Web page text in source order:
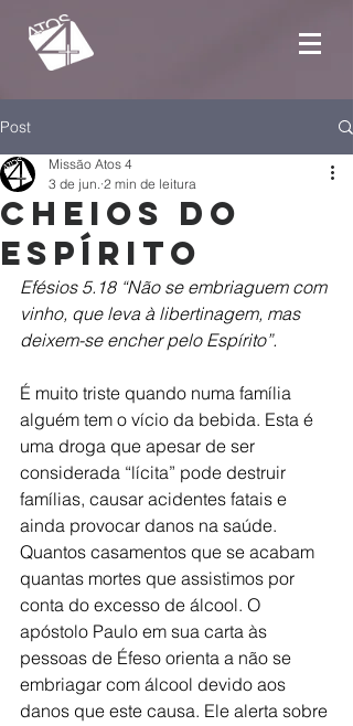
Post
Cheios do
Espírito
Missão Atos 4
3 de jun. 2 min de leitura
Efésios 5.18 “Não se embriaguem com
vinho, que leva à libertinagem, mas
deixem-se encher pelo Espírito”.
É muito triste quando numa família
alguém tem o vício da bebida. Esta é
uma droga que apesar de ser
considerada “lícita” pode destruir
famílias, causar acidentes fatais e
ainda provocar danos na saúde.
Quantos casamentos que se acabam
quantas mortes que assistimos por
conta do excesso de álcool. O
apóstolo Paulo em sua carta às
pessoas de Éfeso orienta a não se
embriagar com álcool devido aos
danos que este causa. Ele alerta sobre